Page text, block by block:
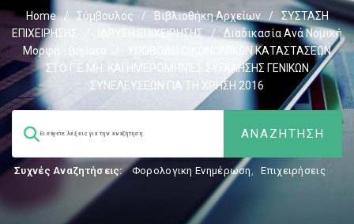
Home / Σύμβουλος / Βιβλιοθήκη Αρχείων /
ΣΥΣΤΑΣΗ
ΕΠΙΧΕΙΡΗΣΗΣ
ΙΔΡΥΣΗ ΕΠΙΧΕΙΡΗΣΗΣ /
Διαδικασία Ανά Νομική
Μορφή - Βήματα
ΥΠΟΒΟΛΗ ΟΙΚΟΝΟΜΙΚΩΝ ΚΑΤΑΣΤΑΣΕΩΝ
ΣΤΟ Γ.Ε.ΜΗ. ΚΑΙ ΗΜΕΡΟΜΗΝΙΕΣ ΣΥΓΚΛΗΣΗΣ ΓΕΝΙΚΩΝ
ΣΥΝΕΛΕΥΣΕΩΝ ΓΙΑ ΤΗ ΧΡΗΣΗ 2016
Συχνές Αναζητήσεις: Φορολογικη Ενημέρωση, Επιχειρήσεις